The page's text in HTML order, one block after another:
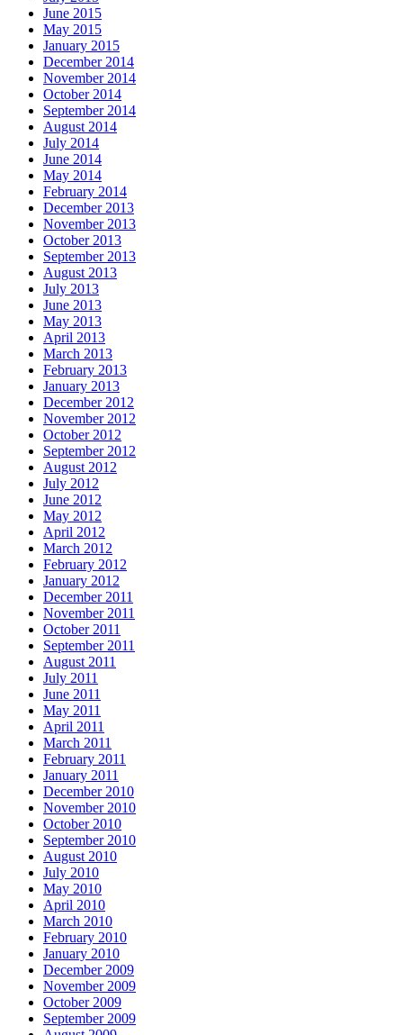
June 2015
May 2015
January 2015
December 2014
November 2014
October 2014
September 2014
August 2014
July 2014
June 2014
May 2014
February 2014
December 2013
November 2013
October 2013
September 2013
August 2013
July 2013
June 2013
May 2013
April 2013
March 2013
February 2013
January 2013
December 2012
November 2012
October 2012
September 2012
August 2012
July 2012
June 2012
May 2012
April 2012
March 2012
February 2012
January 2012
December 2011
November 2011
October 2011
September 2011
August 2011
July 2011
June 2011
May 2011
April 2011
March 2011
February 2011
January 2011
December 2010
November 2010
October 2010
September 2010
August 2010
July 2010
May 2010
April 2010
March 2010
February 2010
January 2010
December 2009
November 2009
October 2009
September 2009